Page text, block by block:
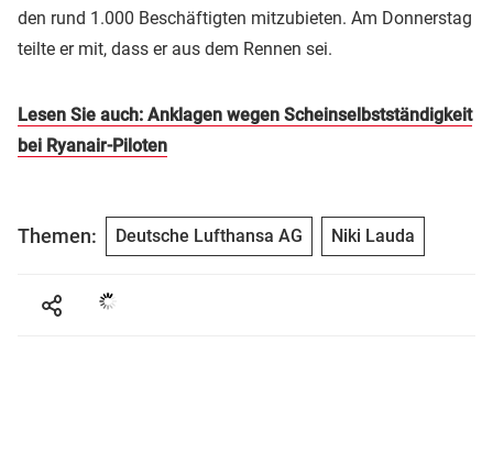
den rund 1.000 Beschäftigten mitzubieten. Am Donnerstag
teilte er mit, dass er aus dem Rennen sei.
Lesen Sie auch: Anklagen wegen Scheinselbstständigkeit
bei Ryanair-Piloten
Themen: Deutsche Lufthansa AG Niki Lauda